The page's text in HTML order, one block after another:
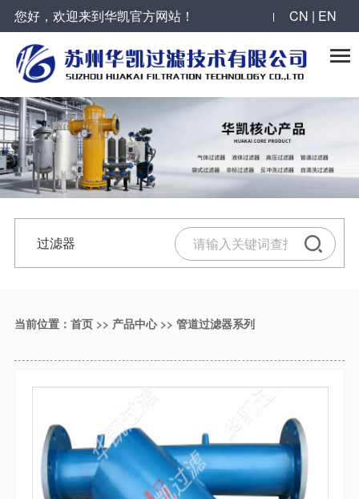
您好，欢迎来到华凯官方网站！ CN | EN

反冲洗过滤器系列
烛式过滤器
自清洗刷式过滤器
活性炭过滤器
微孔反冲洗精密过滤器
并联列管式反冲洗过滤器
吸吮式反冲洗过滤器
微孔精密过滤器
全自动自清洗过滤器系列
叠片式过滤器
全自动Y型自清洗过滤器
大流量自清洗过滤器
吸吮式自清洗过滤器
自清洗过滤器
袋式过滤器系列
抱箍型单袋式过滤器
单袋式过滤器
顶入式单袋式过滤器
快速开关多袋式过滤器
碳钢衬胶过滤器
袋式过滤器
多袋式过滤器
气体过滤器系列
大流量气体过滤器
压缩空气过滤器
气体过滤器
合作案例
工程案例
服务领域
合作伙伴
华凯动态
公司新闻
最新动态
过滤器技术
过滤器
当前位置： 首页>> 产品中心>> 管道过滤器系列